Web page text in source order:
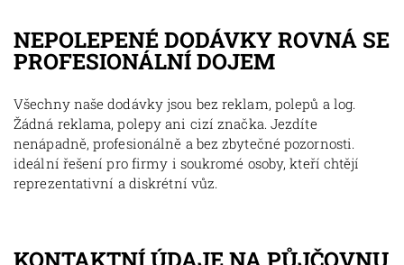
NEPOLEPENÉ DODÁVKY ROVNÁ SE
PROFESIONÁLNÍ DOJEM
Všechny naše dodávky jsou bez reklam, polepů a log.
Žádná reklama, polepy ani cizí značka. Jezdíte
nenápadně, profesionálně a bez zbytečné pozornosti.
ideální řešení pro firmy i soukromé osoby, kteří chtějí
reprezentativní a diskrétní vůz.